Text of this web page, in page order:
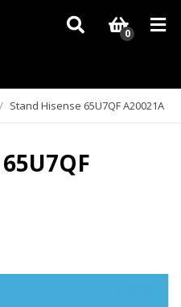
dodání dílů, které nejsou skladem,
za pochopení.
0
/ Stand Hisense 65U7QF A20021A